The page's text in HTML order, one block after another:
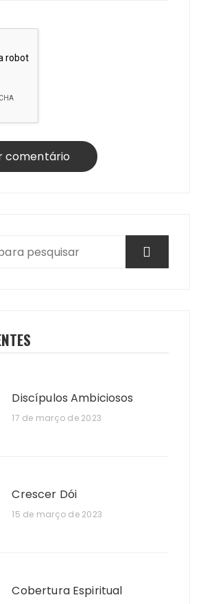
Discípulos Ambiciosos
17 de março de 2023
Crescer Dói
15 de março de 2023
Cobertura Espiritual